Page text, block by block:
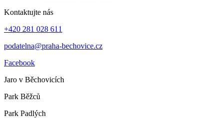
Kontaktujte nás
+420 281 028 611
podatelna@praha-bechovice.cz
Facebook
Jaro v Běchovicích
Park Běžců
Park Padlých